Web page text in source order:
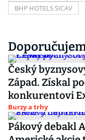
BHP HOTELS SICAV
Český
Západ. Získal
konkurentovi
Burzy a trhy
Pákový debakl